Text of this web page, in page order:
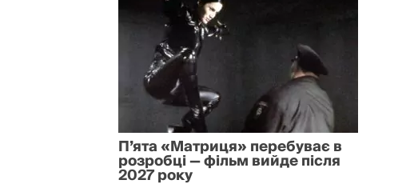
П’ята «Матриця» перебуває в
розробці — фільм вийде після
2027 року